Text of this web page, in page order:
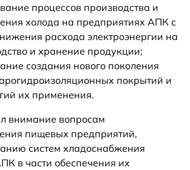
процессов производства и
холода на предприятиях АПК с
расхода электроэнергии на
и хранение продукции;
создания нового поколения
покрытий и
их применения.
внимание вопросам
пищевых предприятий,
систем хладоснабжения
в части обеспечения их